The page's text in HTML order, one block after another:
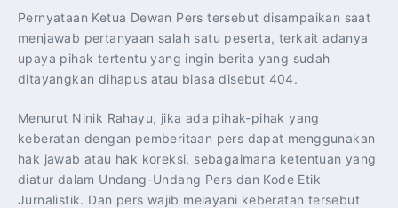
Pernyataan Ketua Dewan Pers tersebut disampaikan saat
menjawab pertanyaan salah satu peserta, terkait adanya
upaya pihak tertentu yang ingin berita yang sudah
ditayangkan dihapus atau biasa disebut 404.
Menurut Ninik Rahayu, jika ada pihak-pihak yang
keberatan dengan pemberitaan pers dapat menggunakan
hak jawab atau hak koreksi, sebagaimana ketentuan yang
diatur dalam Undang-Undang Pers dan Kode Etik
Jurnalistik. Dan pers wajib melayani keberatan tersebut